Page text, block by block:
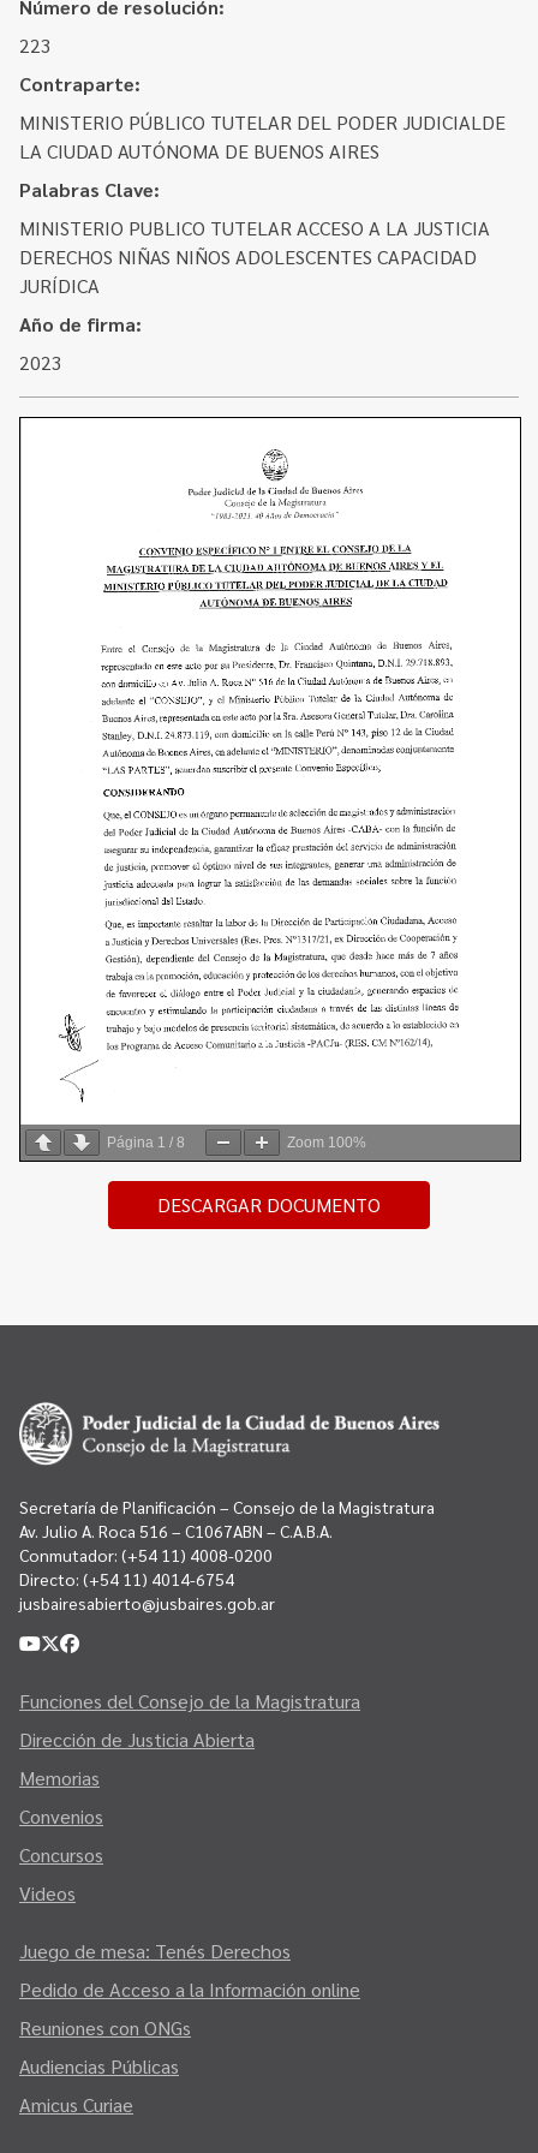
Concursos
Acceso a la información Pública
Pedido de Acceso a la Información online
Tenés Derechos
Plan de Gobierno Abierto en la Justicia
Recursos y Acceso a la Justicia
Repositorio de Datos Abiertos
Programa Educación en Derechos Humanos
Cuento con Derechos
Transparencia
Contacto
Número de resolución:
223
Contraparte:
MINISTERIO PÚBLICO TUTELAR DEL PODER JUDICIALDE
LA CIUDAD AUTÓNOMA DE BUENOS AIRES
Palabras Clave:
MINISTERIO PUBLICO TUTELAR ACCESO A LA JUSTICIA
DERECHOS NIÑAS NIÑOS ADOLESCENTES CAPACIDAD
JURÍDICA
Año de firma:
2023
Página 1 / 8 Zoom 100%
DESCARGAR DOCUMENTO
Secretaría de Planificación – Consejo de la Magistratura
Av. Julio A. Roca 516 – C1067ABN – C.A.B.A.
Conmutador: (+54 11) 4008-0200
Directo: (+54 11) 4014-6754
jusbairesabierto@jusbaires.gob.ar
Funciones del Consejo de la Magistratura
Dirección de Justicia Abierta
Memorias
Convenios
Concursos
Videos
Juego de mesa: Tenés Derechos
Pedido de Acceso a la Información online
Reuniones con ONGs
Audiencias Públicas
Amicus Curiae